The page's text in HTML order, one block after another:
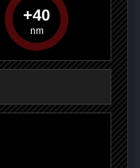
40